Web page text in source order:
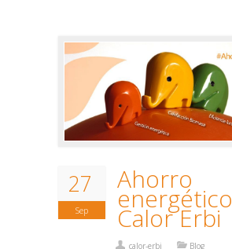
27
Sep
Ahorro
energético
Calor Erbi
calor-erbi Blog